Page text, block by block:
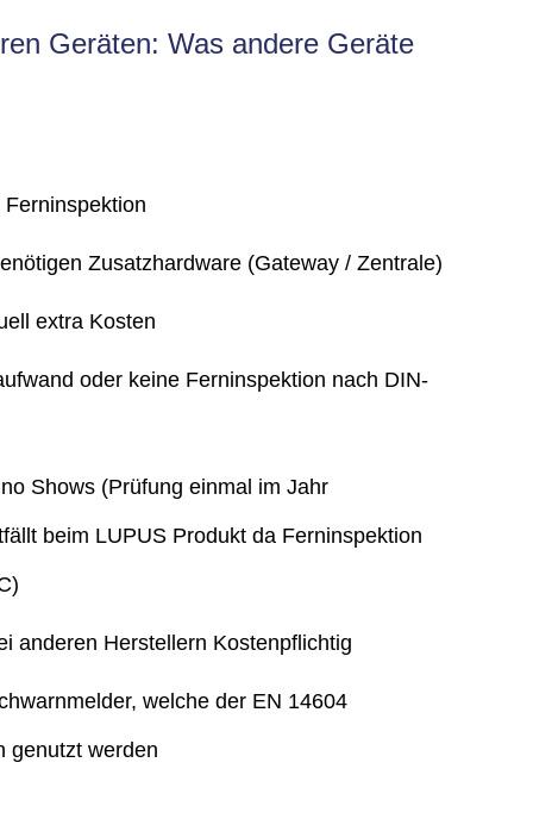
Geräten: Was andere Geräte
Zusatzhardware (Gateway / Zentrale)
extra Kosten
oder keine Ferninspektion nach DIN-
Shows (Prüfung einmal im Jahr
beim LUPUS Produkt da Ferninspektion
anderen Herstellern Kostenpflichtig
welche der EN 14604
genutzt werden